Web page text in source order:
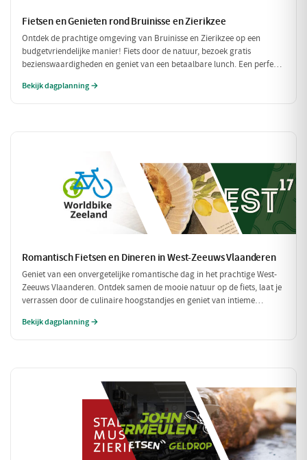
Fietsen en Genieten rond Bruinisse en Zierikzee
Ontdek de prachtige omgeving van Bruinisse en Zierikzee op een
budgetvriendelijke manier! Fiets door de natuur, bezoek gratis
bezienswaardigheden en geniet van een betaalbare lunch. Een perfecte
Bekijk dagplanning →
Romantisch Fietsen en Dineren in West-Zeeuws Vlaanderen
Geniet van een onvergetelijke romantische dag in het prachtige West-
Zeeuws Vlaanderen. Ontdek samen de mooie natuur op de fiets, laat je
verrassen door de culinaire hoogstandjes en geniet van intieme
romantiek!
Bekijk dagplanning →